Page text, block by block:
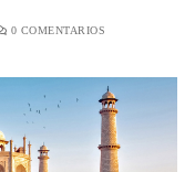
0 COMENTARIOS